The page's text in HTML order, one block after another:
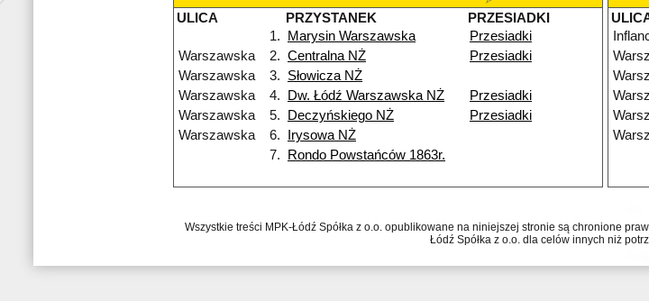
ULICA
PRZYSTANEK
PRZESIADKI
1.
Marysin Warszawska
Przesiadki
Warszawska
2. Centralna NŻ
Przesiadki
Warszawska
3.
Słowicza NŻ
Warszawska
4. Dw. Łódź Warszawska NŻ
Przesiadki
Warszawska
5. Deczyńskiego NŻ
Przesiadki
Warszawska
6.
Irysowa NŻ
7.
Rondo Powstańców 1863r.
Wszystkie treści MPK-Łódź Spółka z o.o. opublikowane na niniejszej stronie są chronione
Łódź Spółka z o.o. dla celów innych niż